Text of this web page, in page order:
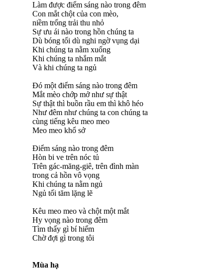
Làm được điểm sáng nào trong đêm
Con mắt chột của con mèo,
niềm trống trải thu nhỏ
Sự ưu ái nào trong hồn chúng ta
Dù bóng tối dù nghi ngờ vụng dại
Khi chúng ta nằm xuống
Khi chúng ta nhắm mắt
Và khi chúng ta ngủ
Đó một điểm sáng nào trong đêm
Mắt mèo chớp mở như sự thật
Sự thật thì buồn rầu em thì khô héo
Như đêm như chúng ta con chúng ta
cùng tiếng kêu meo meo
Meo meo khổ sở
Điểm sáng nào trong đêm
Hòn bi ve trên nóc tủ
Trên gác-măng-giê, trên đình màn
trong cả hồn vô vọng
Khi chúng ta nằm ngủ
Ngủ tối tăm lặng lẽ
Kêu meo meo và chột một mắt
Hy vọng nào trong đêm
Tìm thấy gì bí hiểm
Chờ đợi gì trong tôi
Mùa hạ